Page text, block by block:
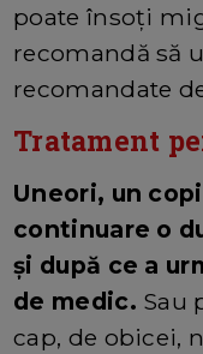
poate însoți
recomandă să
recomandate
Tratament
Uneori, un
continuare o
și după ce a
de medic. Sau
cap, de obicei,